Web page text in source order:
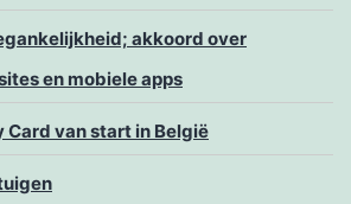
akkoord over
en mobiele apps
Card van start in België